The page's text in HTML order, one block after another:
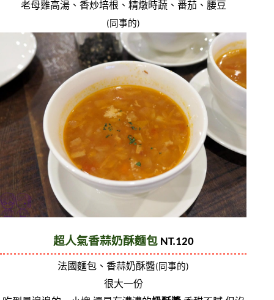
老母雞高湯、香炒培根、精燉時蔬、番茄、腰豆
(同事的)
超人氣香蒜奶酥麵包 NT.120
法國麵包、香蒜奶酥醬(同事的)
很大一份